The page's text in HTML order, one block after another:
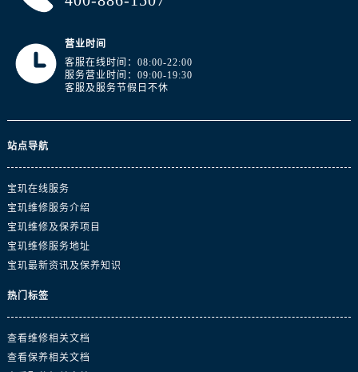
营业时间
客服在线时间：08:00-22:00
服务营业时间：09:00-19:30
客服及服务节假日不休
站点导航
宝玑在线服务
宝玑维修服务介绍
宝玑维修及保养项目
宝玑维修服务地址
宝玑最新资讯及保养知识
热门标签
查看维修相关文档
查看保养相关文档